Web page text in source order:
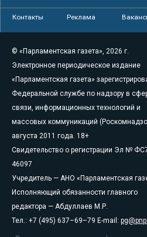
Контакты Реклама
© «Парламентская газета», 2026 г.
Электронное периодическое издание
«Парламентская газета»
Федеральной службе по надзору в
связи, информационных технологий и
массовых коммуникаций
августа 2011 года. 18+
Свидетельство о регистрации Эл №
46097
Учредитель — АНО «Парламентская
Исполняющий обязанности главного
редактора — Абдуллаев М.Р.
Тел.: +7 (495) 637–69–79 E-mail: